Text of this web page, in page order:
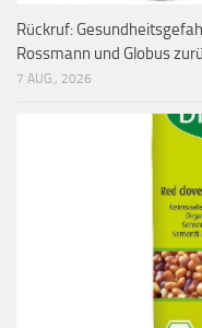
Rückruf:
Rossmann und Globus
7 AUG., 2026